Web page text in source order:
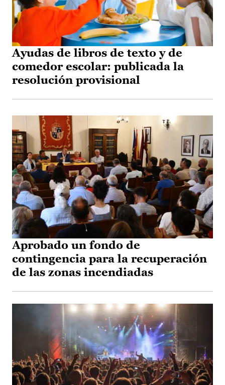
Ayudas de libros de texto y de
comedor escolar: publicada la
resolución provisional
Aprobado un fondo de
contingencia para la recuperación
de las zonas incendiadas